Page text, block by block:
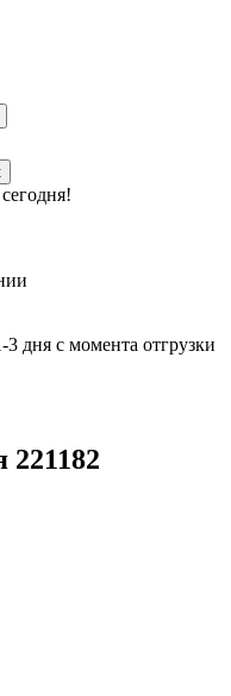
3 дня с момента отгрузки
221182